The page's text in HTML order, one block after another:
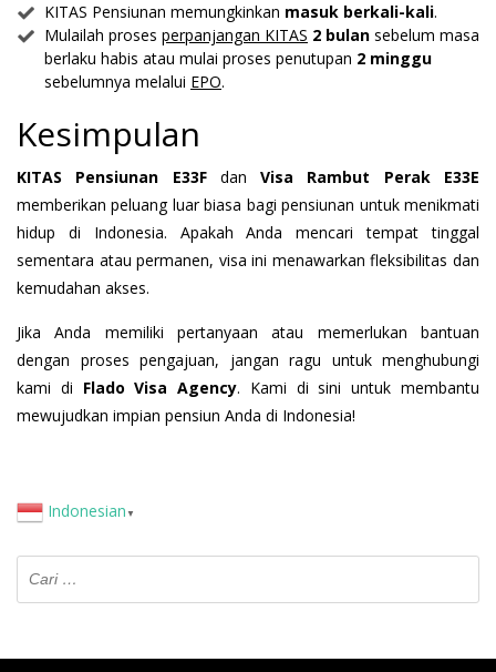
KITAS Pensiunan memungkinkan masuk berkali-kali.
Mulailah proses perpanjangan KITAS 2 bulan sebelum masa
berlaku habis atau mulai proses penutupan 2 minggu
sebelumnya melalui EPO.
Kesimpulan
KITAS Pensiunan E33FdanVisa Rambut Perak E33E
memberikan peluang luar biasa bagi pensiunan untuk menikmati
hidup di Indonesia. Apakah Anda mencari tempat tinggal
sementara atau permanen, visa ini menawarkan fleksibilitas dan
kemudahan akses.
Jika Anda memiliki pertanyaan atau memerlukan bantuan
dengan proses pengajuan, jangan ragu untuk menghubungi
kami di Flado Visa Agency. Kami di sini untuk membantu
mewujudkan impian pensiun Anda di Indonesia!
Indonesian ▼